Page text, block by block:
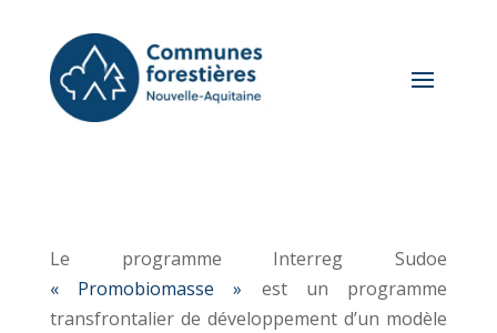
Le programme Interreg Sudoe
« Promobiomasse » est un programme
transfrontalier de développement d’un modèle